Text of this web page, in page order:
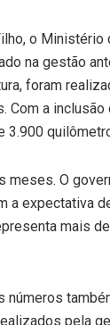
o
na gestão
foram
a
3.900
meses. O
expectativa
mais
pela